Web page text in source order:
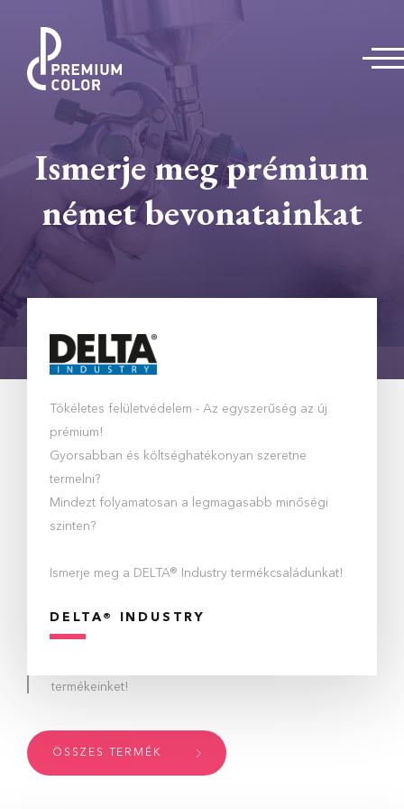
Ismerje meg prémium
német bevonatainkat
Tökéletes felületvédelem - Az egyszerűség az új
prémium!
Gyorsabban és költséghatékonyan szeretne
termelni?
Mindezt folyamatosan a legmagasabb minőségi
szinten?
Ismerje meg a DELTA® Industry termékcsaládunkat!
DELTA® INDUSTRY
Termékek
termékeinket!
ÖSSZES TERMÉK